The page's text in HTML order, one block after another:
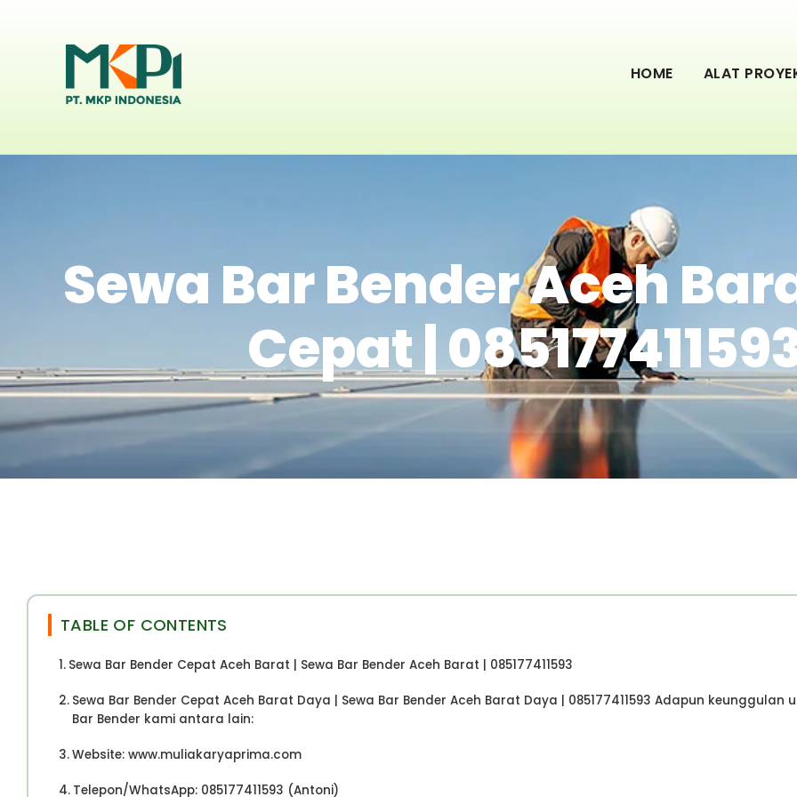
HOME ALAT
Sewa Bar Bender Aceh
Cepat |
TABLE OF CONTENTS
Sewa Bar Bender Cepat Aceh Barat | Sewa Bar Bender Aceh Barat | 085177411593
Sewa Bar Bender Cepat Aceh Barat Daya | Sewa Bar Bender Aceh Barat Daya | 085177411593 Adapun keunggulan
Bar Bender kami antara lain:
Website: www.muliakaryaprima.com
Telepon/WhatsApp: 085177411593 (Antoni)